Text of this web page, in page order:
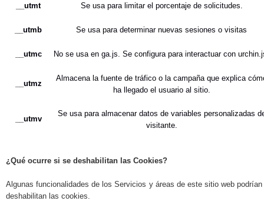
__utmt Se usa para limitar el porcentaje de solicitudes.
__utmb Se usa para determinar nuevas sesiones o visitas
__utmc No se usa en ga.js. Se configura para interactuar con
__utmz
Almacena la fuente de tráfico o la campaña que explica
ha llegado el usuario al sitio.
__utmv
Se usa para almacenar datos de variables personalizadas
visitante.
¿Qué ocurre si se deshabilitan las Cookies?
Algunas funcionalidades de los Servicios y áreas de este sitio web
deshabilitan las cookies.